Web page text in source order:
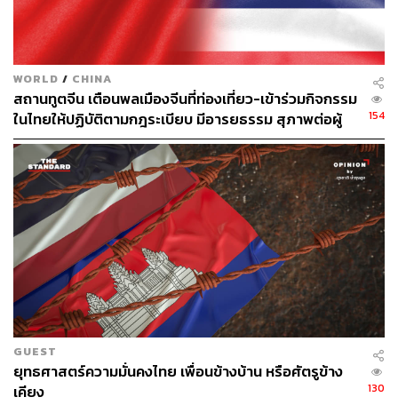
TAGS: ช่องแคบไต้หวัน Japan Sanae Takaichi
ความสัมพันธ์ทางการทูต
Taiwan
ทะเลจีนใต้
น่านน้ำ
Senkaku เรือรบ
ความตึงเครียด
ภูมิรัฐศาสตร์
322
ABOUT THE AUTHOR
ณรงค์กร มโนจันทร์เพ็ญ
Content Creator กองบรรณาธิการข่าว THE
STANDARD
WORLD / CHINA
สถานทูตจีน เตือนพลเมืองจีนที่ท่องเที่ยว-เข้าร่วมกิจกรรม
ในไทยให้ปฏิบัติตามกฎระเบียบ มีอารยธรรม สุภาพต่อผู้
อื่น
154
GUEST
ยุทธศาสตร์ความมั่นคงไทย เพื่อนข้างบ้าน หรือศัตรูข้าง
เคียง
130